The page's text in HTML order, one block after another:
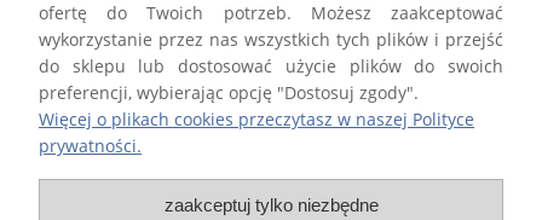
O FIRMIE
Firma STALTECH Paweł Lewandowski wpisana do Centralnej Ewidencji i
Informacji o Działalności Gospodarczej Rzeczypospolitej Polskiej
prowadzonej przez Ministra właściwego d.s. gospodarki.
ofertę do Twoich potrzeb. Możesz zaakceptować
wykorzystanie przez nas wszystkich tych plików i przejść
do sklepu lub dostosować użycie plików do swoich
preferencji, wybierając opcję "Dostosuj zgody".
Więcej o plikach cookies przeczytasz w naszej Polityce
prywatności.
zaakceptuj tylko niezbędne